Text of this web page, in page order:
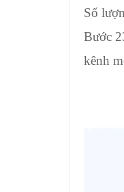
Số
Bước
kênh